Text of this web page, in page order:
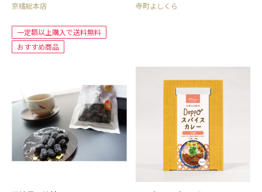
京橘総本店
一定額以上購入で送料無料
おすすめ商品
寺町よしくら